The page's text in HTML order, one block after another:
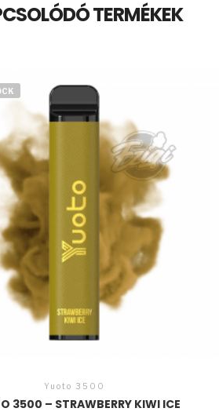
TERMÉKEK
Yuoto 3500
3500 – STRAWBERRY KIWI ICE